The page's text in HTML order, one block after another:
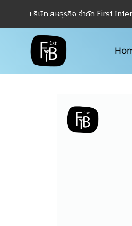
บริษัท สหธุรกิจ จำกัด First